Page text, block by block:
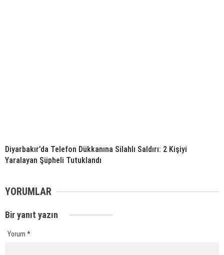
Diyarbakır’da Telefon Dükkanına Silahlı Saldırı: 2 Kişiyi
Yaralayan Şüpheli Tutuklandı
YORUMLAR
Bir yanıt yazın
Yorum *